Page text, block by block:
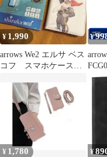
フ
付
干渉
防止
¥ 1,990
arrows We2 エルサ ベス
コフ スマホケース
¥
低
マ
イ
¥ 1,780 ¥